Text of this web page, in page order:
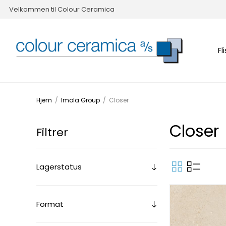
Velkommen til Colour Ceramica
Hjem / Imola Group / Closer
Filtrer
Lagerstatus
Format
Closer